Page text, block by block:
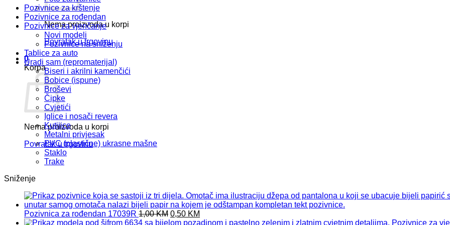
Nema proizvoda u korpi
Povratak u trgovinu
0
Korpa
Nema proizvoda u korpi
Povratak u trgovinu
Pozivnice za krštenje
Pozivnice za rođendan
Pozivnice za vjenčanje
Novi modeli
Pozivnice na sniženju
Tablice za auto
Uradi sam (repromaterijal)
Biseri i akrilni kamenčići
Bobice (ispune)
Broševi
Čipke
Cvjetići
Iglice i nosači revera
Kutijice
Metalni privjesak
PVC (plastične) ukrasne mašne
Staklo
Trake
Sniženje
Pozivnica za rođendan 17039R 1,00KM Original
price
0,50 KM
price
Pozivnice za